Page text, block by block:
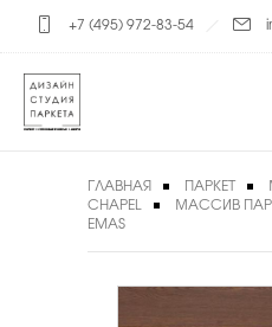
+7 (495) 972-83-54
ГЛАВНАЯ ПАРКЕТ
CHAPEL
МАССИВ
EMAS